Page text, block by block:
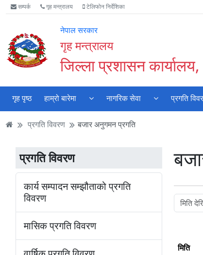
Accessibility
Mode
गर्नुहोस्
मुख्य
सामाग्री
मुख्य
नेभिगेसन
वेबसाइट
खोजमा
सम्पर्क गृह मन्त्रालय टेलिफोन निर्देशिका
नेपाल सरकार
गृह मन्त्रालय
जिल्ला प्रशासन
गृह पृष्ठ हाम्रो बारेमा नागरिक सेवा प्रगति
प्रगति विवरण बजार अनुगमन प्रगति
प्रगति विवरण
कार्य सम्पादन सम्झौताको प्रगति
विवरण
मासिक प्रगति विवरण
मिति